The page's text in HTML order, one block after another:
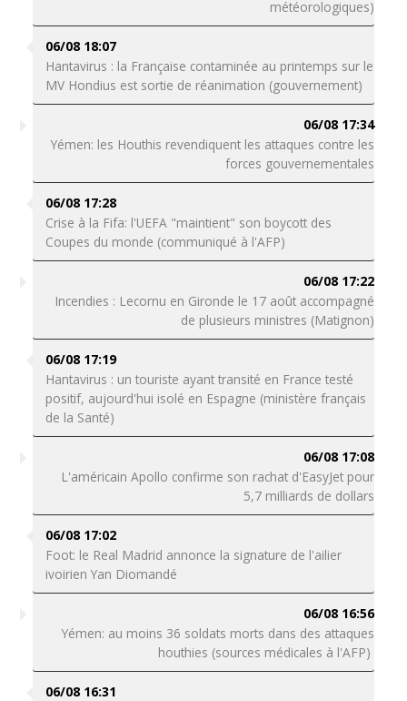
météorologiques)
06/08 18:07
Hantavirus : la Française contaminée au printemps sur le
MV Hondius est sortie de réanimation (gouvernement)
06/08 17:34
Yémen: les Houthis revendiquent les attaques contre les
forces gouvernementales
06/08 17:28
Crise à la Fifa: l'UEFA "maintient" son boycott des
Coupes du monde (communiqué à l'AFP)
06/08 17:22
Incendies : Lecornu en Gironde le 17 août accompagné
de plusieurs ministres (Matignon)
06/08 17:19
Hantavirus : un touriste ayant transité en France testé
positif, aujourd'hui isolé en Espagne (ministère français
de la Santé)
06/08 17:08
L'américain Apollo confirme son rachat d'EasyJet pour
5,7 milliards de dollars
06/08 17:02
Foot: le Real Madrid annonce la signature de l'ailier
ivoirien Yan Diomandé
06/08 16:56
Yémen: au moins 36 soldats morts dans des attaques
houthies (sources médicales à l'AFP)
06/08 16:31